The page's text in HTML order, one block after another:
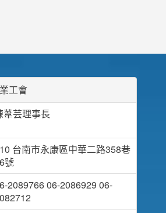
工會
葦芸理事長
台南市永康區中華二路358巷
號
2089766 06-2086929 06-